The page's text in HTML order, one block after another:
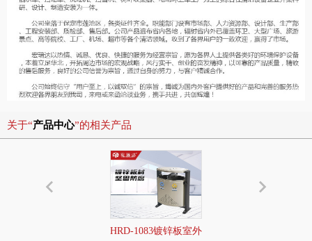
关于“产品中心”的相关产品
HRD-1083镀锌板室外